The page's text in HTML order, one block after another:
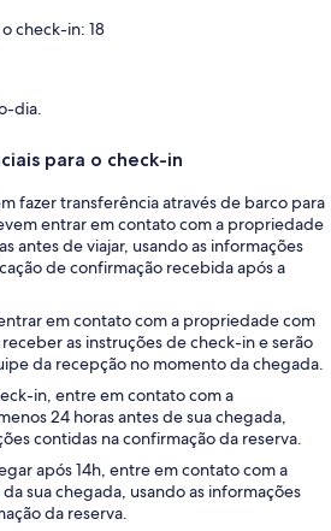
check-in: 18
dia.
para o check-in
fazer transferência através de barco para
entrar em contato com a propriedade
antes de viajar, usando as informações
de confirmação recebida após a
em contato com a propriedade com
as instruções de check-in e serão
da recepção no momento da chegada.
in, entre em contato com a
24 horas antes de sua chegada,
contidas na confirmação da reserva.
após 14h, entre em contato com a
sua chegada, usando as informações
da reserva.